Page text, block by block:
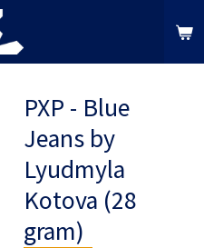
PXP - Blue
Jeans by
Lyudmyla
Kotova (28
gram)